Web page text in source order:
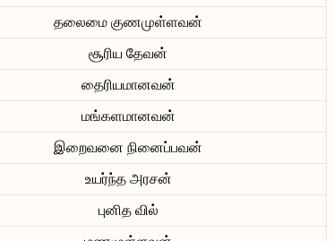
தலைமை குணமுள்ளவன்
சூரிய தேவன்
தைரியமானவன்
மங்களமானவன்
இறைவனை நினைப்பவன்
உயர்ந்த அரசன்
புனித வில்